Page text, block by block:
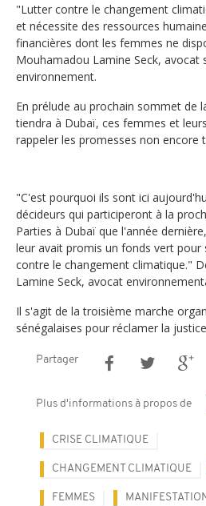
"Lutter contre le changement
et nécessite des ressources
financières dont les femmes ne
Mouhamadou Lamine Seck, avocat
environnement.
En prélude au prochain sommet de
tiendra à Dubaï, ces femmes et
rappeler les promesses non encore
"C'est pourquoi ils sont ici
décideurs qui participeront à la
Parties à Dubaï que l'année
leur avait promis un fonds vert pour
contre le changement climatique."
Lamine Seck, avocat
Il s'agit de la troisième marche
sénégalaises pour réclamer la
Partager
Plus d'informations à propos de
CRISE CLIMATIQUE
CHANGEMENT CLIMATIQUE
FEMMES